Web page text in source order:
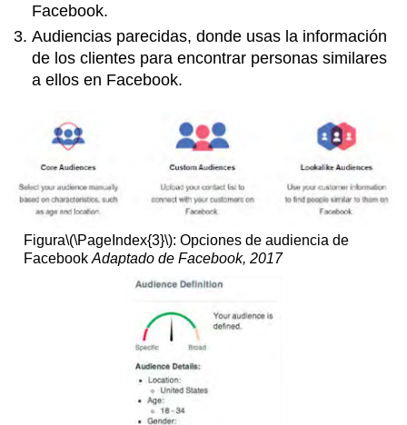
Facebook.
Audiencias parecidas, donde usas la información
de los clientes para encontrar personas similares
a ellos en Facebook.
Figura\(\PageIndex{3}\): Opciones de audiencia de
Facebook Adaptado de Facebook, 2017